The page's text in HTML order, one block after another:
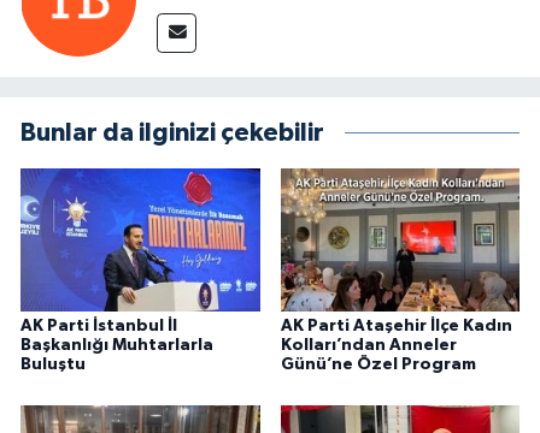
Bunlar da ilginizi çekebilir
AK Parti İstanbul İl
Başkanlığı Muhtarlarla
Buluştu
AK Parti Ataşehir İlçe Kadın
Kolları’ndan Anneler
Günü’ne Özel Program